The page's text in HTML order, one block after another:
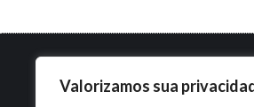
Valorizamos sua